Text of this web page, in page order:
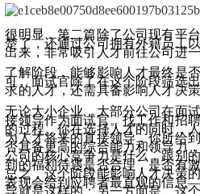
很明显，第二篇除了公司现有平
楚了，还通过公司拥有外籍员工
出来，非常吸引人才前往公司进
了解阶段，能够影响人才最终是
可。面试官除了在这个阶段筛选
求的人才，还需具备影响人才决
无论大小企业，大部分公司在面
接领导作为面试官。找工作和招
的过程。你在选择人才的同时，
为人才将来的直接领导，你所给
否具备更高的综合能力和领导力
公司的核心竞争力是什么，跟别
到的福利待遇是否合理，是否有
总之，这个阶段能影响人才决策
表现会给到应聘者最直观的信息
导就是这样的；另一方面是，这